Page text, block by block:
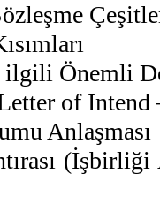
ilgili Önemli
of Intend
(İşbirliği